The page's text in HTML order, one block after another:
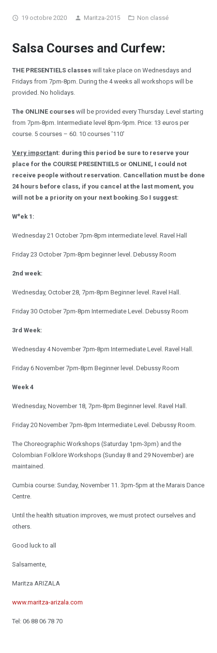
Ateliers chorégraphiques
Devenir professeur
19 octobre 2020 Maritza-2015 Non classé
Salsa Courses and Curfew:
THE PRESENTIELS classes will take place on Wednesdays and
Fridays from 7pm-8pm. During the 4 weeks all workshops will be
provided. No holidays.
The ONLINE courses will be provided every Thursday. Level starting
from 7pm-8pm. Intermediate level 8pm-9pm. Price: 13 euros per
course. 5 courses – 60. 10 courses '110'
Very important: during this period be sure to reserve your
place for the COURSE PRESENTIELS or ONLINE, I could not
receive people without reservation. Cancellation must be done
24 hours before class, if you cancel at the last moment, you
will not be a priority on your next booking.So I suggest:
Week 1:
Wednesday 21 October 7pm-8pm intermediate level. Ravel Hall
Friday 23 October 7pm-8pm beginner level. Debussy Room
2nd week:
Wednesday, October 28, 7pm-8pm Beginner level. Ravel Hall.
Friday 30 October 7pm-8pm Intermediate Level. Debussy Room
3rd Week:
Wednesday 4 November 7pm-8pm Intermediate Level. Ravel Hall.
Friday 6 November 7pm-8pm Beginner level. Debussy Room
Week 4
Wednesday, November 18, 7pm-8pm Beginner level. Ravel Hall.
Friday 20 November 7pm-8pm Intermediate Level. Debussy Room.
The Choreographic Workshops (Saturday 1pm-3pm) and the
Colombian Folklore Workshops (Sunday 8 and 29 November) are
maintained.
Cumbia course: Sunday, November 11. 3pm-5pm at the Marais Dance
Centre.
Until the health situation improves, we must protect ourselves and
others.
Good luck to all
Salsamente,
Maritza ARIZALA
www.maritza-arizala.com
Tel: 06 88 06 78 70